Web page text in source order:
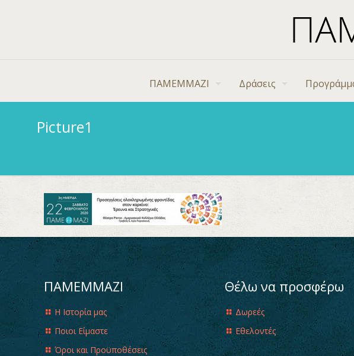
ΠΑΜΕΜΜΑΖΙ Δράσεις
Picture1
ΠΑΜΕΜΜΑΖΙ
Η Ιστορία μας
Ποιοι Είμαστε
Όροι και Προϋποθέσεις
Θέλω να προσφέρω
Δωρεές
Εθελοντές